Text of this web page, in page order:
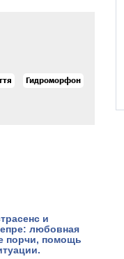
Гидроморфон
и
любовная
порчи, помощь